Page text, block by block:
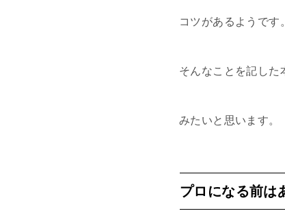
コツがあるようです。
そんなことを記した
みたいと思います。
プロになる前は